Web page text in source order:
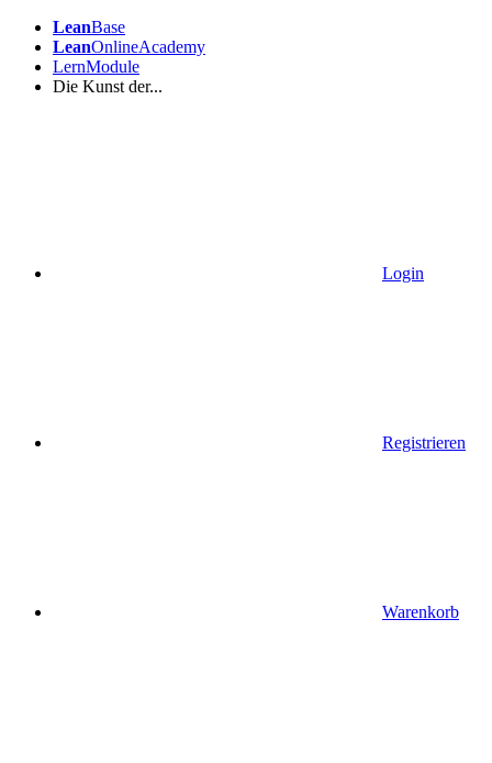
LeanBase
LeanOnlineAcademy
LernModule
Die Kunst der...
Login
Registrieren
Warenkorb